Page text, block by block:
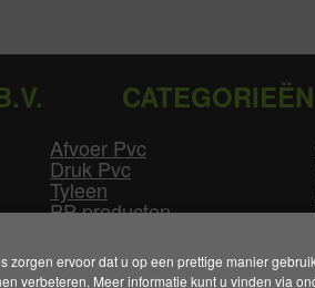
ervoor dat u op een prettige manier
verbeteren. Meer informatie kunt u vinden via
CATEGORIEËN
Afvoer Pvc
Druk Pvc
Tyleen
PP producten
GLW producten